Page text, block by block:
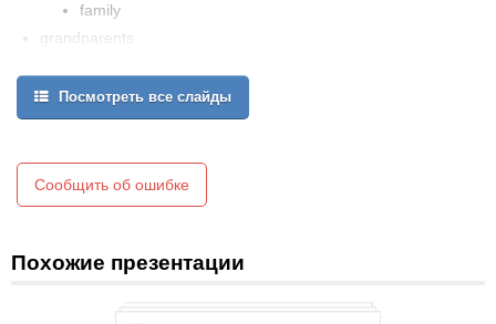
family
grandparents
Посмотреть все слайды
Сообщить об ошибке
Похожие презентации